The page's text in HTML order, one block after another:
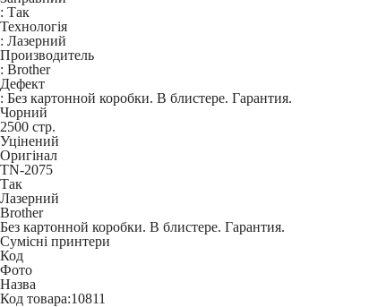
: Так
Технологія
: Лазерний
Производитель
: Brother
Дефект
: Без картонной коробки. В блистере. Гарантия.
Чорний
2500 стр.
Уцінений
Оригінал
TN-2075
Так
Лазерний
Brother
Без картонной коробки. В блистере. Гарантия.
Сумісні принтери
Код
Фото
Назва
Код товара:10811